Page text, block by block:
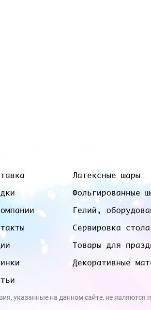
Латексные шары
Фольгированные
Гелий,
Сервировка стола
Товары для
Декоративные
указанные на данном сайте, не являются